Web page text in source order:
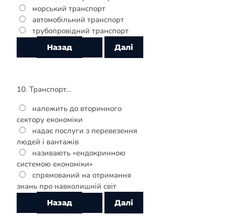
морський транспорт
автомобільний транспорт
трубопровідний транспорт
10. Транспорт…
належить до вторинного
сектору економіки
надає послуги з перевезення
людей і вантажів
називають «ендокринною
системою економіки»
спрямований на отримання
знань про навколишній світ